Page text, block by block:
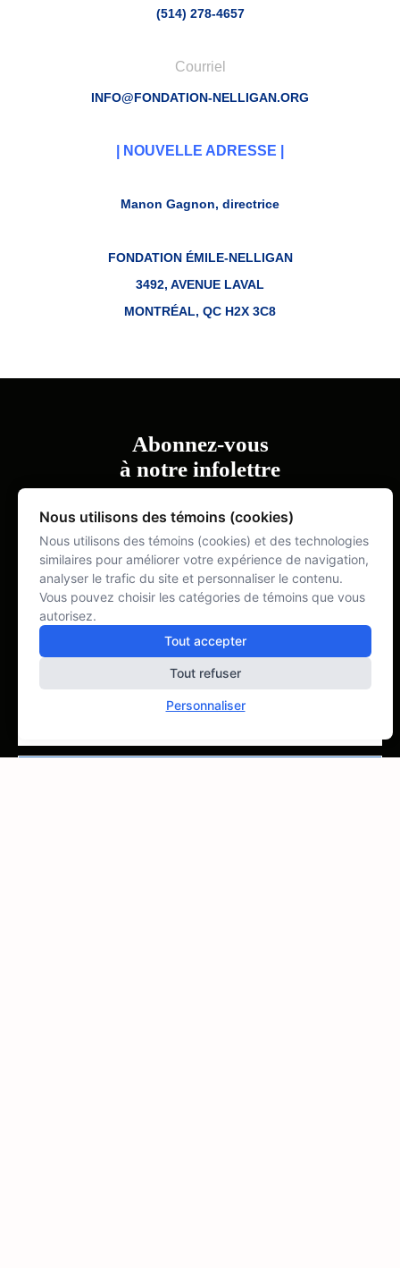
(514) 278-4657
Courriel
INFO@FONDATION-NELLIGAN.ORG
| NOUVELLE ADRESSE |
Manon Gagnon, directrice
FONDATION ÉMILE-NELLIGAN
3492, AVENUE LAVAL
MONTRÉAL, QC H2X 3C8
Abonnez-vous
à notre infolettre
Prénom :
Nom :
Courriel :
Nous utilisons des témoins (cookies)
Nous utilisons des témoins (cookies) et des technologies
similaires pour améliorer votre expérience de navigation,
analyser le trafic du site et personnaliser le contenu.
Vous pouvez choisir les catégories de témoins que vous
autorisez.
Tout accepter
Tout refuser
Personnaliser